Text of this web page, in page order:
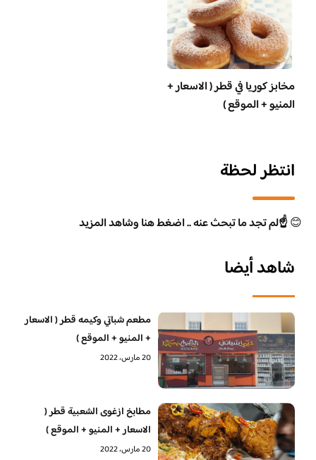
مخابز كوريا في قطر ( الاسعار +
المنيو + الموقع )
انتظر لحظة
😊☝️لم تجد ما تبحث عنه .. اضغط هنا وشاهد المزيد
شاهد أيضا
مطعم شباتي وكيمه قطر ( الاسعار
+ المنيو + الموقع )
20 مارس، 2022
مطابخ ازغوى الشعبية قطر (
الاسعار + المنيو + الموقع )
20 مارس، 2022